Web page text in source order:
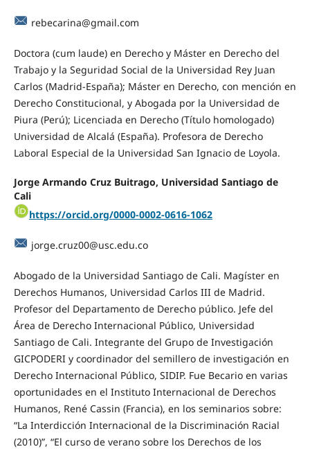
rebecarina@gmail.com
Doctora (cum laude) en Derecho y Máster en Derecho del
Trabajo y la Seguridad Social de la Universidad Rey Juan
Carlos (Madrid-España); Máster en Derecho, con mención en
Derecho Constitucional, y Abogada por la Universidad de
Piura (Perú); Licenciada en Derecho (Título homologado)
Universidad de Alcalá (España). Profesora de Derecho
Laboral Especial de la Universidad San Ignacio de Loyola.
Jorge Armando Cruz Buitrago, Universidad Santiago de
Cali
https://orcid.org/0000-0002-0616-1062
jorge.cruz00@usc.edu.co
Abogado de la Universidad Santiago de Cali. Magíster en
Derechos Humanos, Universidad Carlos III de Madrid.
Profesor del Departamento de Derecho público. Jefe del
Área de Derecho Internacional Público, Universidad
Santiago de Cali. Integrante del Grupo de Investigación
GICPODERI y coordinador del semillero de investigación en
Derecho Internacional Público, SIDIP. Fue Becario en varias
oportunidades en el Instituto Internacional de Derechos
Humanos, René Cassin (Francia), en los seminarios sobre:
“La Interdicción Internacional de la Discriminación Racial
(2010)”, “El curso de verano sobre los Derechos de los